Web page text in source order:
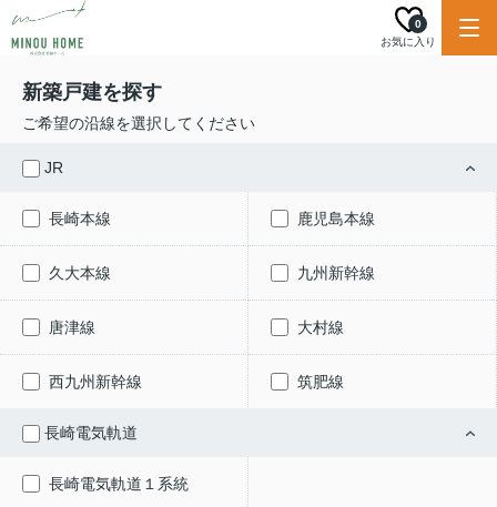
お気に入り
0
新築戸建を探す
ご希望の沿線を選択してください
JR
長崎本線 鹿児島本線
久大本線 九州新幹線
唐津線 大村線
西九州新幹線 筑肥線
長崎電気軌道
長崎電気軌道１系統